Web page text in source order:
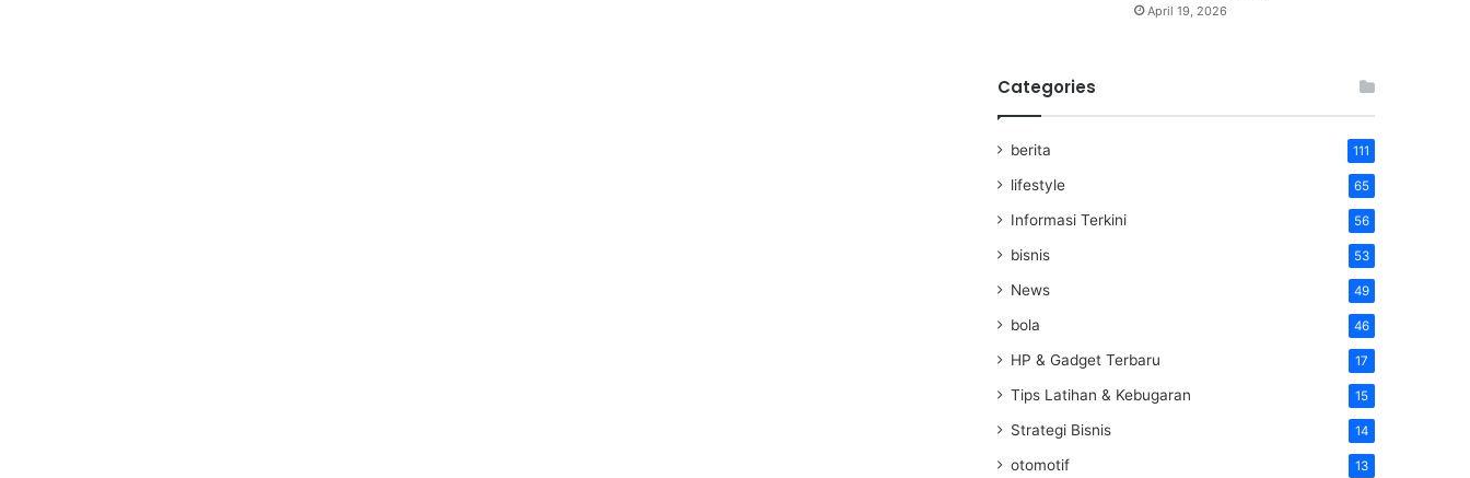
April 19, 2026
Categories
berita 111
lifestyle 65
Informasi Terkini 56
bisnis 53
News 49
bola 46
HP & Gadget Terbaru 17
Tips Latihan & Kebugaran 15
Strategi Bisnis 14
otomotif 13